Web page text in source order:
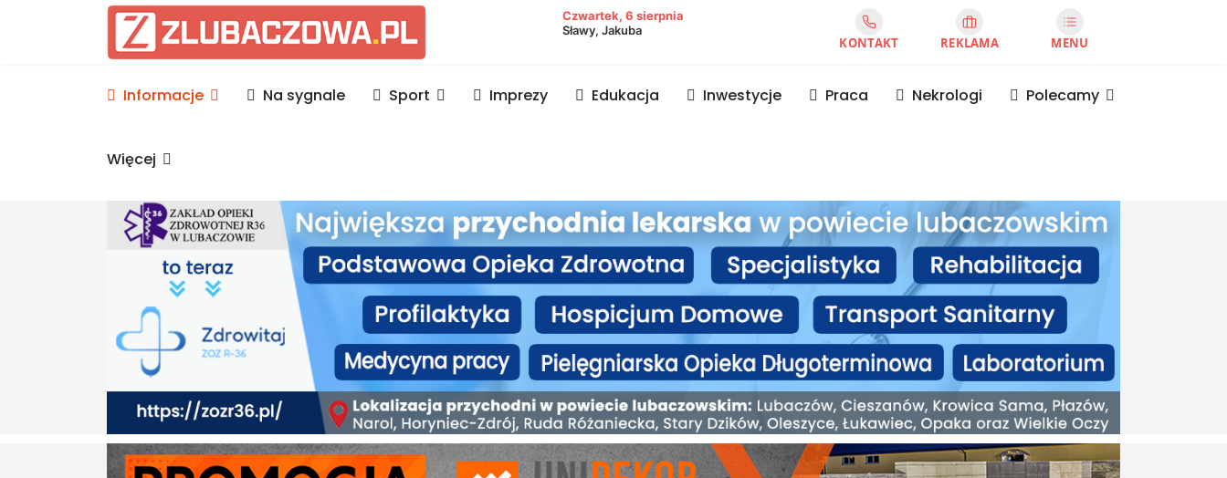
Informacje Lubaczów, powiat lubaczowski
Czwartek, 6 sierpnia
Sławy, Jakuba
KONTAKT REKLAMA MENU
Informacje Na sygnale Sport Imprezy Edukacja Inwestycje Praca Nekrologi Polecamy
Więcej